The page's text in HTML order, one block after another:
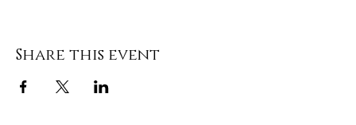
Share this event